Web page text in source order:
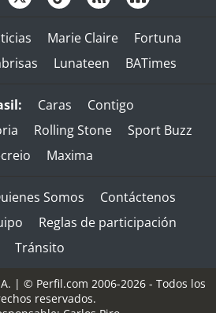
Marie Claire
Fortuna
Lunateen BATimes
Caras
Contigo
Rolling Stone
Sport Buzz
Maxima
Somos
Contáctenos
Reglas de participación
Tránsito
| © Perfil.com 2006-2026 - Todos los
reservados.